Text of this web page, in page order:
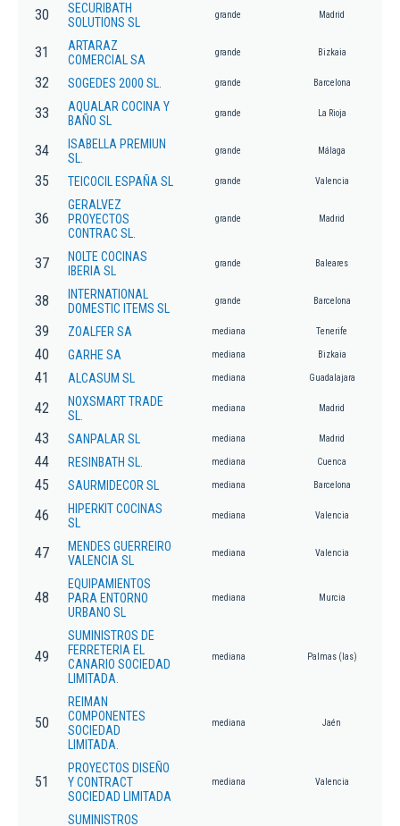
30
SECURIBATH
SOLUTIONS SL
grande Madrid
31
ARTARAZ
COMERCIAL SA
grande Bizkaia
32 SOGEDES 2000 SL. grande Barcelona
33
AQUALAR COCINA Y
BAÑO SL
grande La Rioja
34
ISABELLA PREMIUN
SL.
grande Málaga
35 TEICOCIL ESPAÑA SL grande Valencia
36
GERALVEZ
PROYECTOS
CONTRAC SL.
grande Madrid
37
NOLTE COCINAS
IBERIA SL
grande Baleares
38
INTERNATIONAL
DOMESTIC ITEMS SL
grande Barcelona
39 ZOALFER SA mediana Tenerife
40 GARHE SA mediana Bizkaia
41 ALCASUM SL mediana Guadalajara
42
NOXSMART TRADE
SL.
mediana Madrid
43 SANPALAR SL mediana Madrid
44 RESINBATH SL. mediana Cuenca
45 SAURMIDECOR SL mediana Barcelona
46
HIPERKIT COCINAS
SL
mediana Valencia
47
MENDES GUERREIRO
VALENCIA SL
mediana Valencia
48
EQUIPAMIENTOS
PARA ENTORNO
URBANO SL
mediana Murcia
49
SUMINISTROS DE
FERRETERIA EL
CANARIO SOCIEDAD
LIMITADA.
mediana Palmas (las)
50
REIMAN
COMPONENTES
SOCIEDAD
LIMITADA.
mediana Jaén
51
PROYECTOS DISEÑO
Y CONTRACT
SOCIEDAD LIMITADA
mediana Valencia
SUMINISTROS